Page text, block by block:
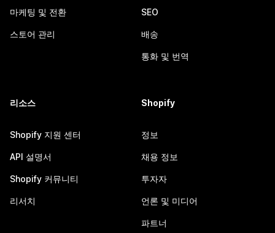
마케팅 및 전환
스토어 관리
SEO
배송
통화 및 번역
리소스
Shopify 지원 센터
API 설명서
Shopify 커뮤니티
리서치
Shopify
정보
채용 정보
투자자
언론 및 미디어
파트너